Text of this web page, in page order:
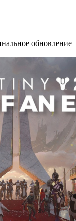
обновление